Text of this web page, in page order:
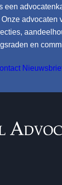
een
advocaten
en